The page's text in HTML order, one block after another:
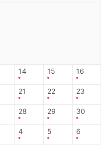
14 15 16
21 22 23
28 29 30
4 5 6